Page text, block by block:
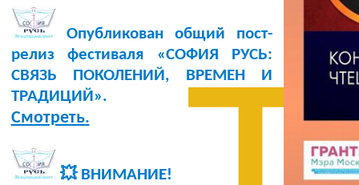
Опубликован общий пост-
релиз фестиваля «СОФИЯ РУСЬ:
СВЯЗЬ ПОКОЛЕНИЙ, ВРЕМЕН И
ТРАДИЦИЙ».
Смотреть.
💥 ВНИМАНИЕ!